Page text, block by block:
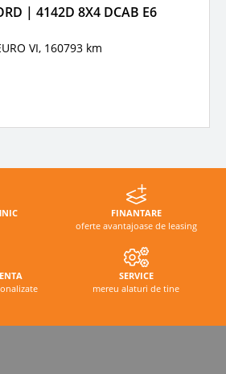
| 4142D 8X4 DCAB E6
VI, 160793 km
FINANTARE
oferte avantajoase de leasing
SERVICE
mereu alaturi de tine